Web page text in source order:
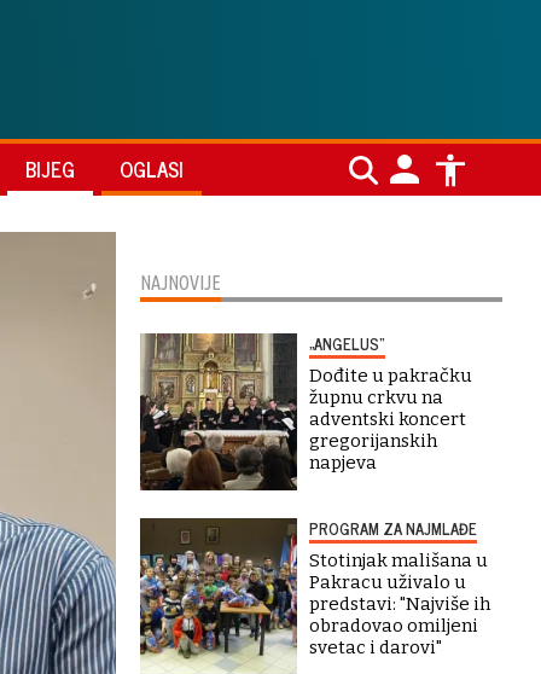
BIJEG OGLASI
NAJNOVIJE
„ANGELUS“
Dođite u pakračku
župnu crkvu na
adventski koncert
gregorijanskih
napjeva
PROGRAM ZA NAJMLAĐE
Stotinjak mališana u
Pakracu uživalo u
predstavi: "Najviše ih
obradovao omiljeni
svetac i darovi"